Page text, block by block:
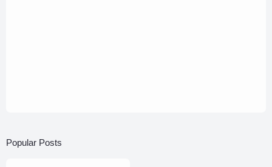
Popular Posts